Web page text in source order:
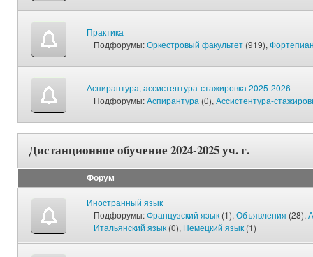
Практика
Подфорумы:Оркестровый факультет (919),
Аспирантура, ассистентура-стажировка 2025-2026
Подфорумы:Аспирантура (0), Ассистентура-
Дистанционное обучение 2024-2025 уч. г.
Форум
Иностранный язык
Подфорумы:Французский язык (1), Объявления (28),
Итальянский язык (0), Немецкий язык (1)